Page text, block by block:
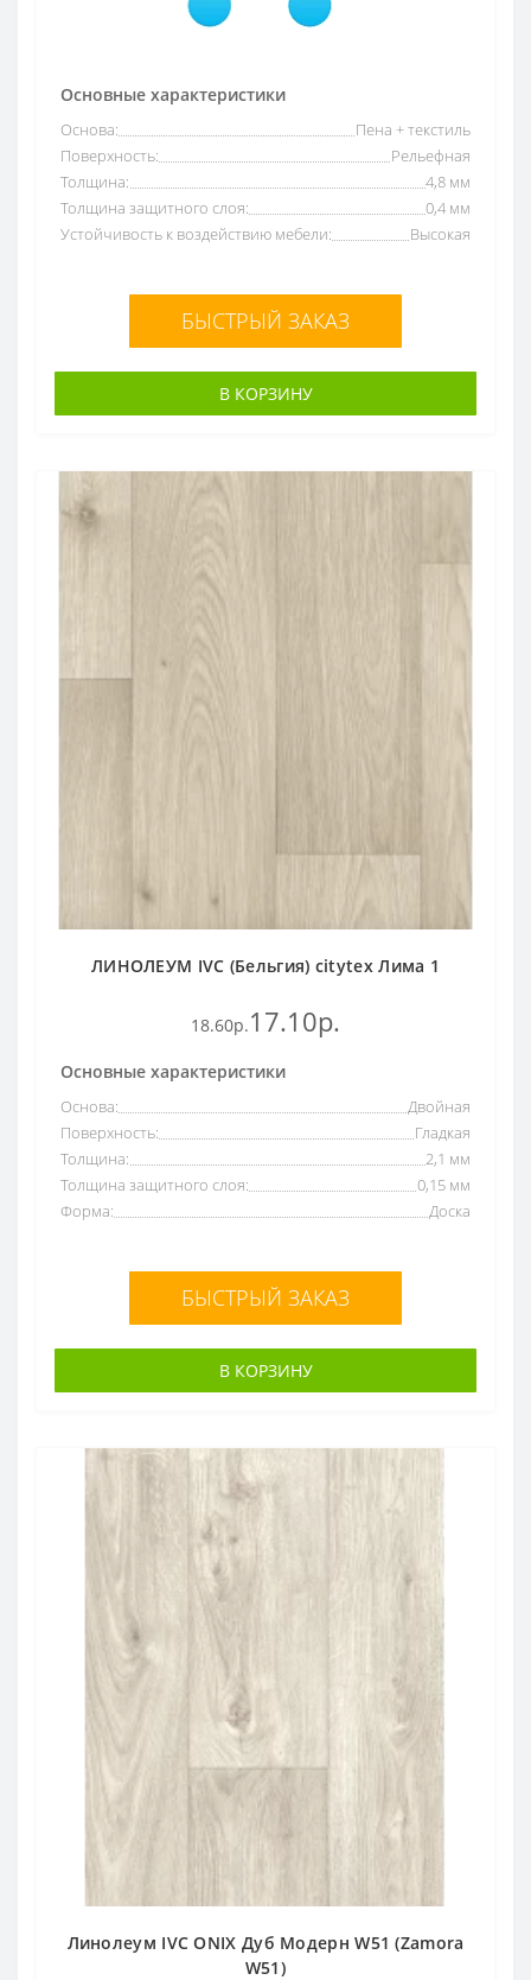
Основные характеристики
Основа:
Пена + текстиль
Поверхность:
Рельефная
Толщина:
4,8 мм
Толщина защитного слоя:
0,4 мм
Устойчивость к воздействию мебели:
Высокая
БЫСТРЫЙ ЗАКАЗ
В КОРЗИНУ
ЛИНОЛЕУМ IVC (Бельгия) citytex Лима 1
18.60р.17.10р.
Основные характеристики
Основа:
Двойная
Поверхность:
Гладкая
Толщина:
2,1 мм
Толщина защитного слоя:
0,15 мм
Форма:
Доска
БЫСТРЫЙ ЗАКАЗ
В КОРЗИНУ
Линолеум IVC ONIX Дуб Модерн W51 (Zamora
W51)